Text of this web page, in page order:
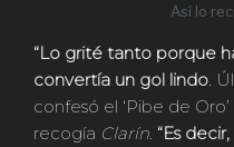
Así lo
“Lo grité tanto porque
convertía un gol lindo.
confesó el ‘Pibe de
recogía Clarín. “Es